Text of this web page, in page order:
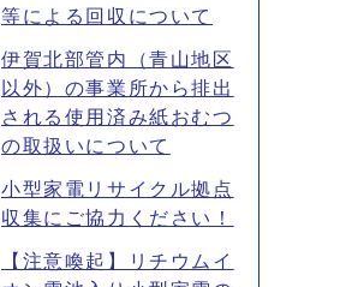
等による回収について
伊賀北部管内（青山地区
以外）の事業所から排出
される使用済み紙おむつ
の取扱いについて
小型家電リサイクル拠点
収集にご協力ください！
【注意喚起】リチウムイ